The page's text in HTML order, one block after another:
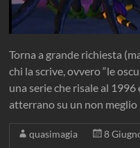
Torna a grande richiesta
chi la scrive, ovvero “le
una serie che risale al
atterrano su un non
quasimagia
8